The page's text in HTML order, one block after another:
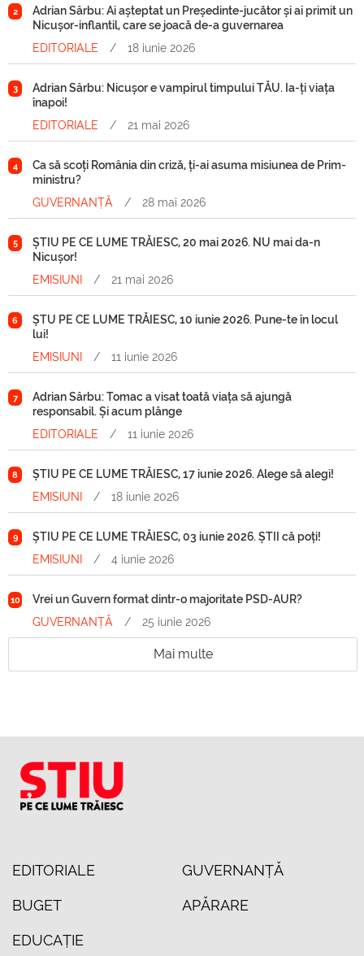
2
Adrian Sârbu: Ai așteptat un Președinte-jucător și ai primit un
Nicușor-inflantil, care se joacă de-a guvernarea
EDITORIALE
/ 18 iunie 2026
3
Adrian Sârbu: Nicușor e vampirul timpului TĂU. Ia-ți viața
înapoi!
EDITORIALE
/ 21 mai 2026
4
Ca să scoți România din criză, ți-ai asuma misiunea de Prim-
ministru?
GUVERNANȚĂ
/ 28 mai 2026
5
ȘTIU PE CE LUME TRĂIESC, 20 mai 2026. NU mai da-n
Nicușor!
EMISIUNI
/ 21 mai 2026
6
ȘTU PE CE LUME TRĂIESC, 10 iunie 2026. Pune-te în locul
lui!
EMISIUNI
/ 11 iunie 2026
7
Adrian Sârbu: Tomac a visat toată viața să ajungă
responsabil. Și acum plânge
EDITORIALE
/ 11 iunie 2026
8
ȘTIU PE CE LUME TRĂIESC, 17 iunie 2026. Alege să alegi!
EMISIUNI
/ 18 iunie 2026
9
ȘTIU PE CE LUME TRĂIESC, 03 iunie 2026. ȘTII că poți!
EMISIUNI
/ 4 iunie 2026
10
Vrei un Guvern format dintr-o majoritate PSD-AUR?
GUVERNANȚĂ
/ 25 iunie 2026
Mai multe
EDITORIALE GUVERNANȚĂ
BUGET APĂRARE
EDUCAȚIE